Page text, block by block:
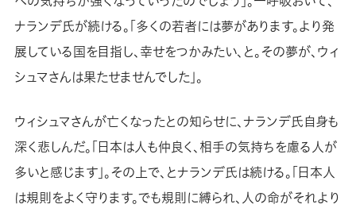
ナランデ氏が続ける。「多くの若者には夢があります。より発
展している国を目指し、幸せをつかみたい、と。その夢が、ウィ
シュマさんは果たせませんでした」。
ウィシュマさんが亡くなったとの知らせに、ナランデ氏自身も
深く悲しんだ。「日本は人も仲良く、相手の気持ちを慮る人が
多いと感じます」。その上で、とナランデ氏は続ける。「日本人
は規則をよく守ります。でも規則に縛られ、人の命がそれより